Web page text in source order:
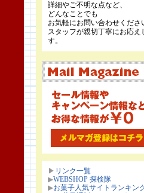
詳細やご不明な点など、
どんなことでも
お気軽にお問い合わせくださ
スタッフが親切丁寧にお応え
す。
▶ リンク一覧
▶WEBSHOP 探検隊
▶お菓子人気サイトランキン